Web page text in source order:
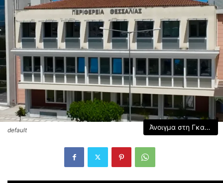
Άνοιγμα στη Γκαλερί
default